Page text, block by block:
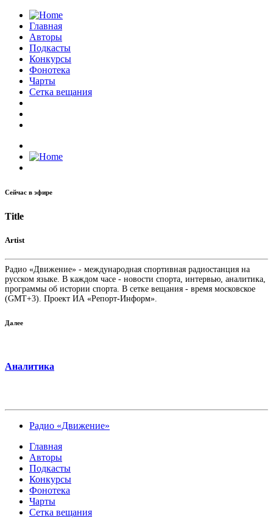
Главная
Авторы
Подкасты
Конкурсы
Фонотека
Чарты
Сетка вещания
Сейчас в эфире
Title
Artist
Радио «Движение» - международная спортивная радиостанция на
русском языке. В каждом часе - новости спорта, интервью, аналитика,
программы об истории спорта. В сетке вещания - время московское
(GMT+3). Проект ИА «Репорт-Информ».
Далее
Аналитика
Радио «Движение»
Главная
Авторы
Подкасты
Конкурсы
Фонотека
Чарты
Сетка вещания